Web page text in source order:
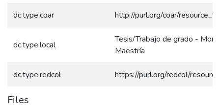
dc.type.coar http://purl.org/coar/
dc.type.local
Tesis/Trabajo de grado -
Maestría
dc.type.redcol https://purl.org/redcol/
Files